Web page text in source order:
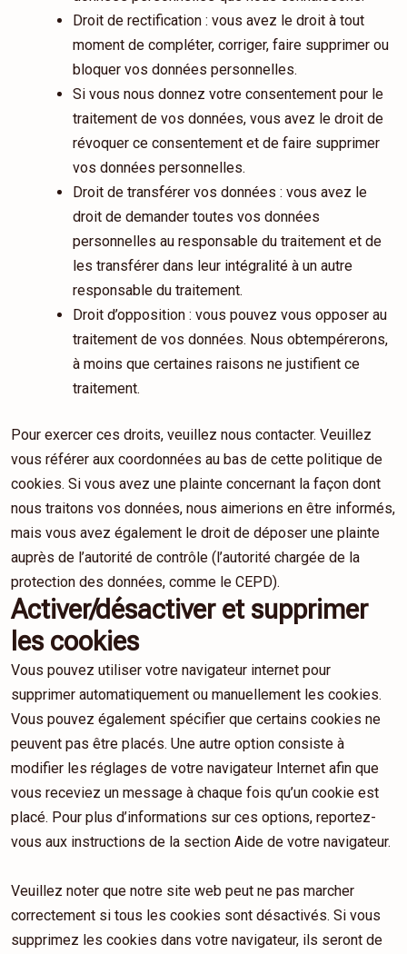
Droit de rectification : vous avez le droit à tout
moment de compléter, corriger, faire supprimer ou
bloquer vos données personnelles.
Si vous nous donnez votre consentement pour le
traitement de vos données, vous avez le droit de
révoquer ce consentement et de faire supprimer
vos données personnelles.
Droit de transférer vos données : vous avez le
droit de demander toutes vos données
personnelles au responsable du traitement et de
les transférer dans leur intégralité à un autre
responsable du traitement.
Droit d’opposition : vous pouvez vous opposer au
traitement de vos données. Nous obtempérerons,
à moins que certaines raisons ne justifient ce
traitement.
Pour exercer ces droits, veuillez nous contacter. Veuillez
vous référer aux coordonnées au bas de cette politique de
cookies. Si vous avez une plainte concernant la façon dont
nous traitons vos données, nous aimerions en être informés,
mais vous avez également le droit de déposer une plainte
auprès de l’autorité de contrôle (l’autorité chargée de la
protection des données, comme le CEPD).
Activer/désactiver et supprimer
les cookies
Vous pouvez utiliser votre navigateur internet pour
supprimer automatiquement ou manuellement les cookies.
Vous pouvez également spécifier que certains cookies ne
peuvent pas être placés. Une autre option consiste à
modifier les réglages de votre navigateur Internet afin que
vous receviez un message à chaque fois qu’un cookie est
placé. Pour plus d’informations sur ces options, reportez-
vous aux instructions de la section Aide de votre navigateur.
Veuillez noter que notre site web peut ne pas marcher
correctement si tous les cookies sont désactivés. Si vous
supprimez les cookies dans votre navigateur, ils seront de